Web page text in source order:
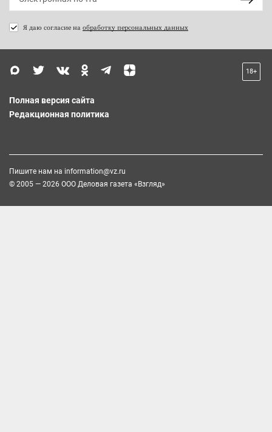
Я даю согласие на обработку персональных данных
18+
Полная версия сайта
Редакционная политика
Пишите нам на information@vz.ru
© 2005 — 2026 ООО Деловая газета «Взгляд»